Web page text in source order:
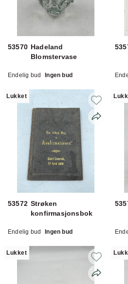
53570 Hadeland
Blomstervase
Endelig bud Ingen bud
Lukket
53572 Strøken
konfirmasjonsbok
Endelig bud Ingen bud
Lukket